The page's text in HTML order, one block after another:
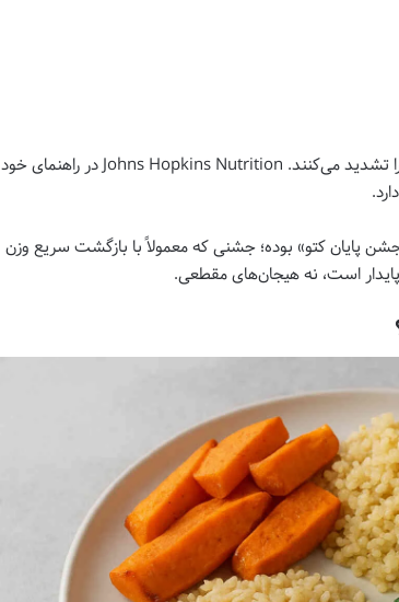
این اشتباهات معمولاً هم‌زمان اتفاق می‌افتند و اثر همدیگر را تشدید می‌کنند. Johns Hopkins Nutrition در راهنمای خود
پایان کتو» بوده؛ جشنی که معمولاً با بازگشت سریع وزن
است، نه هیجان‌های مقطعی.